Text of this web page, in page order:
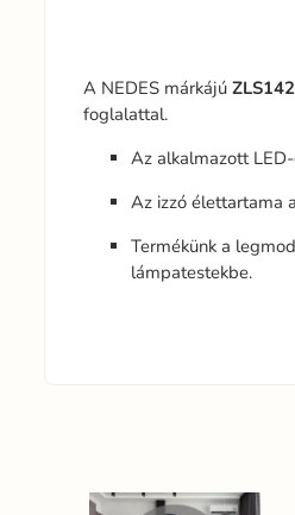
A NEDES márkájú
foglalattal.
Az alkalmazott
Az izzó élettartama
Termékünk a
lámpatestekbe.